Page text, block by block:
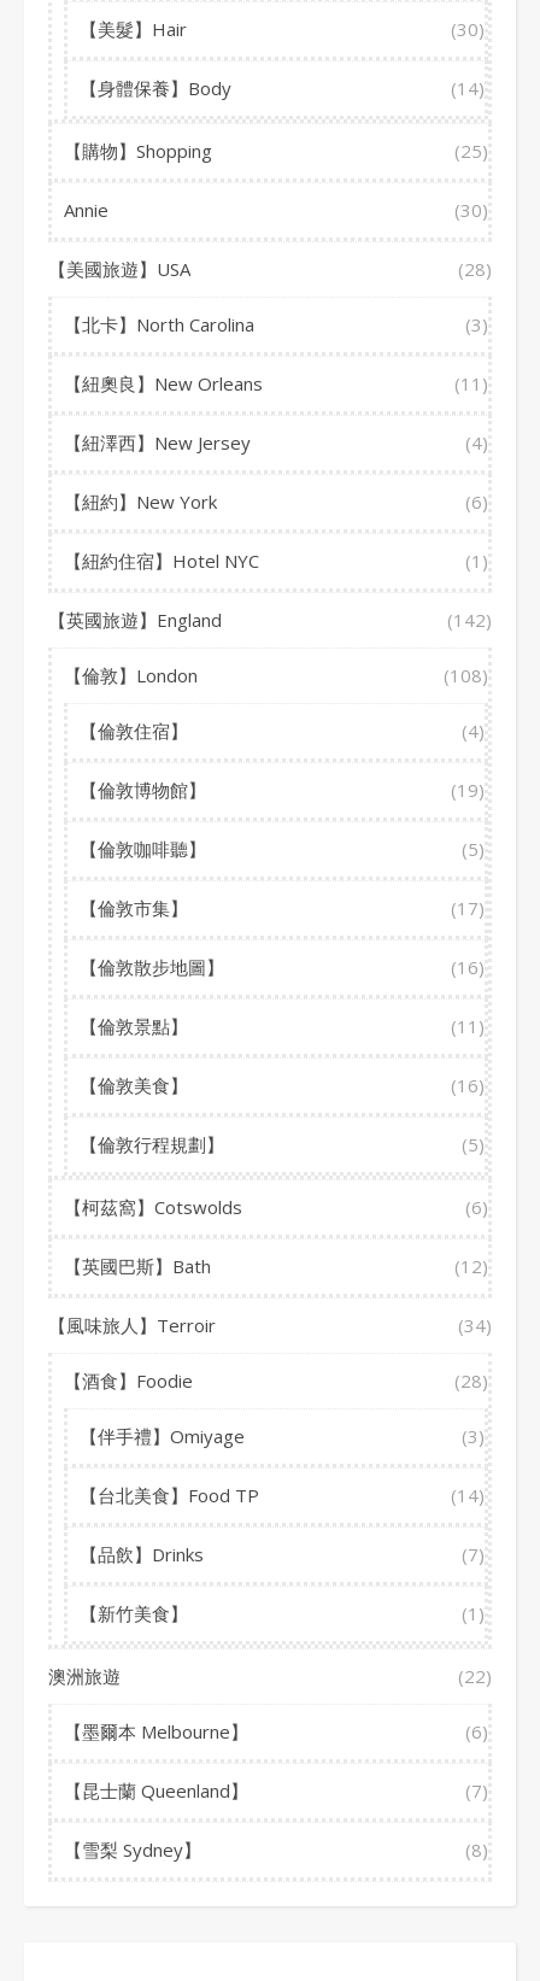
【美髮】Hair (30)
【身體保養】Body (14)
【購物】Shopping (25)
Annie (30)
【美國旅遊】USA (28)
【北卡】North Carolina (3)
【紐奧良】New Orleans (11)
【紐澤西】New Jersey (4)
【紐約】New York (6)
【紐約住宿】Hotel NYC (1)
【英國旅遊】England (142)
【倫敦】London (108)
【倫敦住宿】 (4)
【倫敦博物館】 (19)
【倫敦咖啡聽】 (5)
【倫敦市集】 (17)
【倫敦散步地圖】 (16)
【倫敦景點】 (11)
【倫敦美食】 (16)
【倫敦行程規劃】 (5)
【柯茲窩】Cotswolds (6)
【英國巴斯】Bath (12)
【風味旅人】Terroir (34)
【酒食】Foodie (28)
【伴手禮】Omiyage (3)
【台北美食】Food TP (14)
【品飲】Drinks (7)
【新竹美食】 (1)
澳洲旅遊 (22)
【墨爾本 Melbourne】 (6)
【昆士蘭 Queenland】 (7)
【雪梨 Sydney】 (8)